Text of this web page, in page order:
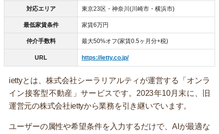
対応エリア 東京23区・神奈川(川崎市・横浜市)
最低家賃条件 家賃6万円
仲介手数料 最大50%オフ(家賃0.5ヶ月分+税)
URL https://ietty.co.jp/
iettyとは、株式会社シーラリアルティが運営する「オンラ
イン接客型不動産」サービスです。2023年10月末に、旧
運営元の株式会社iettyから業務を引き継いでいます。
ユーザーの属性や希望条件を入力するだけで、AIが最適な